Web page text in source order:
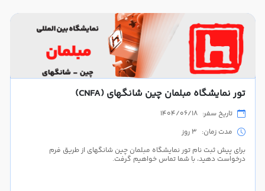
تور نمایشگاه مبلمان چین شانگهای (CNFA)
تاریخ سفر: 1404/06/18
مدت زمان: 3 روز
برای پیش ثبت نام تور نمایشگاه مبلمان چین شانگهای از طریق فرم
درخواست دهید، با شما تماس خواهیم گرفت.